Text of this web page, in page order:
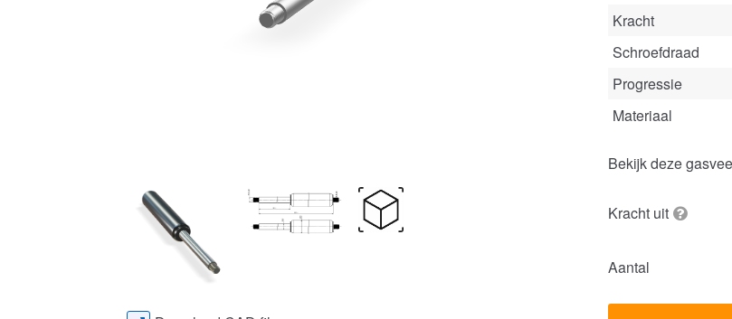
Materiaal
Bekijk deze gasveer
Kracht uit
Aantal
Download CAD file
Aanbouwdelen